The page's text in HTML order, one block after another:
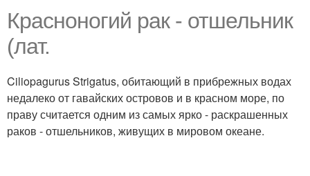
Красноногий рак - отшельник
(лат.
Ciliopagurus Strigatus, обитающий в прибрежных водах
недалеко от гавайских островов и в красном море, по
праву считается одним из самых ярко - раскрашенных
раков - отшельников, живущих в мировом океане.